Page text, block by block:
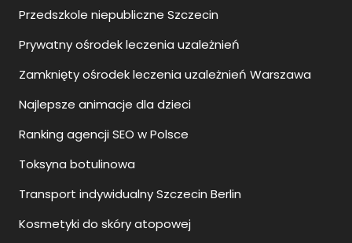
Przedszkole niepubliczne Szczecin
Prywatny ośrodek leczenia uzależnień
Zamknięty ośrodek leczenia uzależnień Warszawa
Najlepsze animacje dla dzieci
Ranking agencji SEO w Polsce
Toksyna botulinowa
Transport indywidualny Szczecin Berlin
Kosmetyki do skóry atopowej